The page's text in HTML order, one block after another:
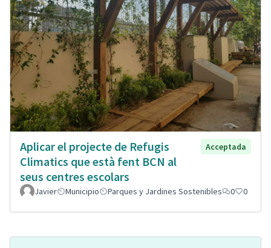
Aplicar el projecte de Refugis
Climatics que està fent BCN al
seus centres escolars
Acceptada
Javier Municipio Parques y Jardines Sostenibles 0 0